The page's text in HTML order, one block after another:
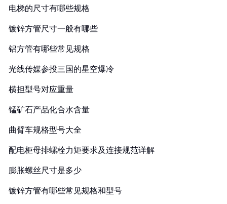
电梯的尺寸有哪些规格
镀锌方管尺寸一般有哪些
铝方管有哪些常见规格
光线传媒参投三国的星空爆冷
横担型号对应重量
锰矿石产品化合水含量
曲臂车规格型号大全
配电柜母排螺栓力矩要求及连接规范详解
膨胀螺丝尺寸是多少
镀锌方管有哪些常见规格和型号